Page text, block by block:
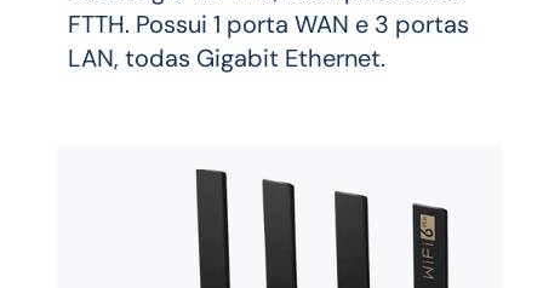
FTTH. Possui 1 porta WAN e 3 portas
LAN, todas Gigabit Ethernet.